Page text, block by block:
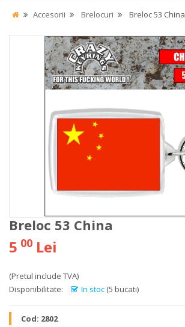
Accesorii Brelocuri Breloc 53 China
Breloc 53 China
5 00 Lei
(Pretul include TVA)
Disponibilitate:
In stoc (5 bucati)
Cod: 2802